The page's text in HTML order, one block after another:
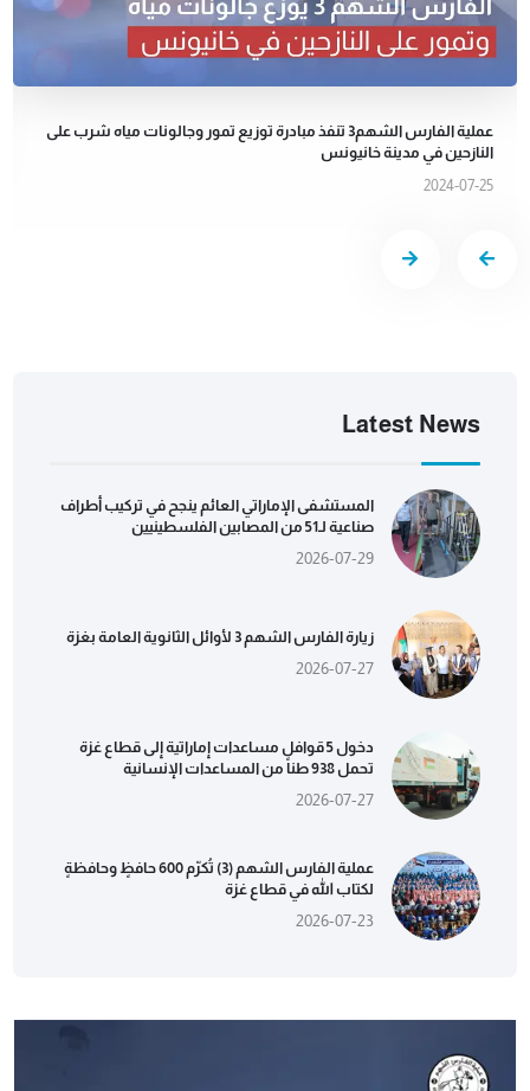
عملية الفارس الشهم3 تنفذ مبادرة توزيع تمور وجالونات مياه شرب على
النازحين في مدينة خانيونس
2024-07-25
Latest News
المستشفى الإماراتي العائم ينجح في تركيب أطراف
صناعية لـ51 من المصابين الفلسطينيين
2026-07-29
زيارة الفارس الشهم 3 لأوائل الثانوية العامة بغزة
2026-07-27
دخول 5 قوافل مساعدات إماراتية إلى قطاع غزة
تحمل 938 طناً من المساعدات الإنسانية
2026-07-27
عملية الفارس الشهم (3) تُكرّم 600 حافظٍ وحافظةٍ
لكتاب الله في قطاع غزة
2026-07-23